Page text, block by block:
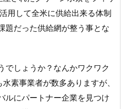
用して全米に供給出来る体制
題だった供給網が整う事とな
でしょうか？なんかワクワク
素事業者が数多ありますが、
ルにパートナー企業を見つけ